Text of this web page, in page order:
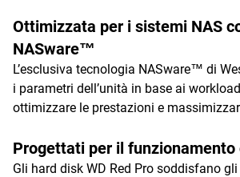
Ottimizzata per i sistemi NAS
NASware™
L’esclusiva tecnologia NASware™ di
i parametri dell’unità in base ai
ottimizzare le prestazioni e
Progettati per il funzionamento
Gli hard disk WD Red Pro soddisfano